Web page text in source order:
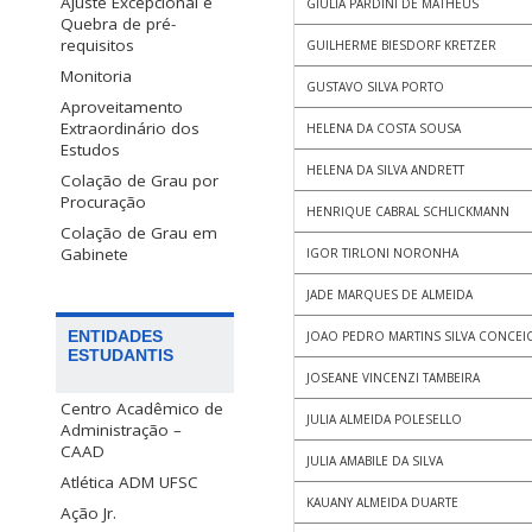
Quebra de pré-
requisitos
Monitoria
Aproveitamento
Extraordinário dos
Estudos
Colação de Grau por
Procuração
Colação de Grau em
Gabinete
ENTIDADES
ESTUDANTIS
Centro Acadêmico de
Administração –
CAAD
Atlética ADM UFSC
Ação Jr.
GIULIA PARDINI DE MATHEUS
GUILHERME BIESDORF KRETZER
GUSTAVO SILVA PORTO
HELENA DA COSTA SOUSA
HELENA DA SILVA ANDRETT
HENRIQUE CABRAL SCHLICKMANN
IGOR TIRLONI NORONHA
JADE MARQUES DE ALMEIDA
JOAO PEDRO MARTINS SILVA
JOSEANE VINCENZI TAMBEIRA
JULIA ALMEIDA POLESELLO
JULIA AMABILE DA SILVA
KAUANY ALMEIDA DUARTE